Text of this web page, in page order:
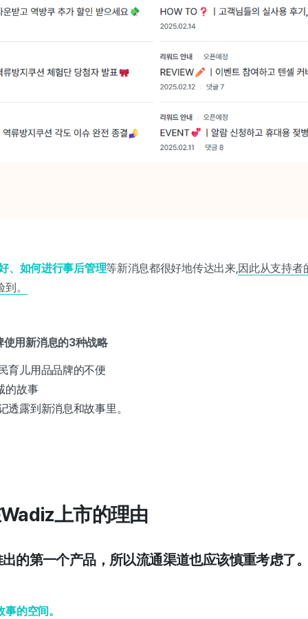
、如何进行事后管理等新消息都很好地传达出来,因此从支持者
。
用新消息的3种战略
育儿用品品牌的不便
的故事
透露到新消息和故事里。
上市的理由
的第一个产品，所以流通渠道也应该慎重考虑了
的空间。